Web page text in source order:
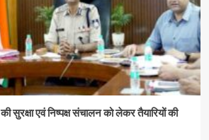
सुरक्षा एवं निष्पक्ष संचालन को लेकर तैयारियों की